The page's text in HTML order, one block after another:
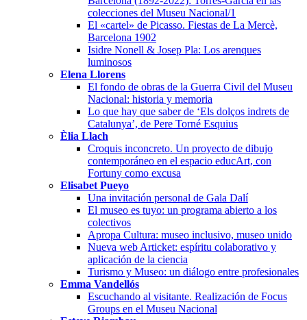
colecciones del Museu Nacional/1
El «cartel» de Picasso. Fiestas de La Mercè,
Barcelona 1902
Isidre Nonell & Josep Pla: Los arenques
luminosos
Elena Llorens
El fondo de obras de la Guerra Civil del Museu
Nacional: historia y memoria
Lo que hay que saber de ‘Els dolços indrets de
Catalunya’, de Pere Torné Esquius
Èlia Llach
Croquis inconcreto. Un proyecto de dibujo
contemporáneo en el espacio educArt, con
Fortuny como excusa
Elisabet Pueyo
Una invitación personal de Gala Dalí
El museo es tuyo: un programa abierto a los
colectivos
Apropa Cultura: museo inclusivo, museo unido
Nueva web Articket: espíritu colaborativo y
aplicación de la ciencia
Turismo y Museo: un diálogo entre profesionales
Emma Vandellós
Escuchando al visitante. Realización de Focus
Groups en el Museu Nacional